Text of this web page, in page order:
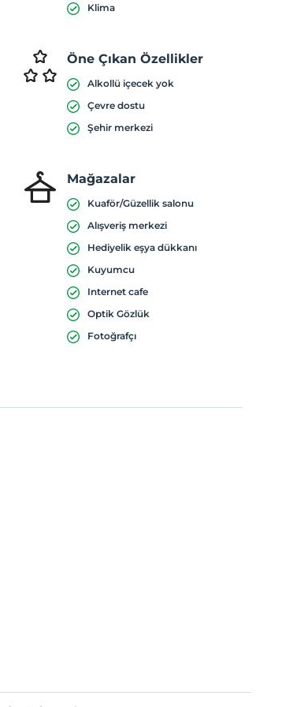
Klima
Öne Çıkan Özellikler
Alkollü içecek yok
Çevre dostu
Şehir merkezi
Mağazalar
Kuaför/Güzellik salonu
Alışveriş merkezi
Hediyelik eşya dükkanı
Kuyumcu
Internet cafe
Optik Gözlük
Fotoğrafçı